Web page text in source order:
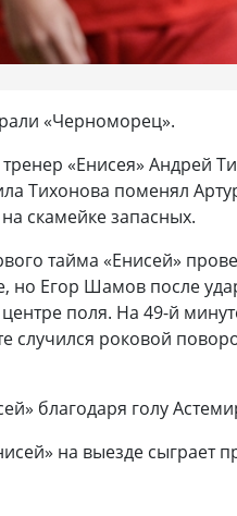
«Черноморец».
«Енисея» Андрей
Тихонова поменял
скамейке запасных.
тайма «Енисей»
но Егор Шамов после
поля. На 49-й
случился роковой
благодаря голу
на выезде сыграет